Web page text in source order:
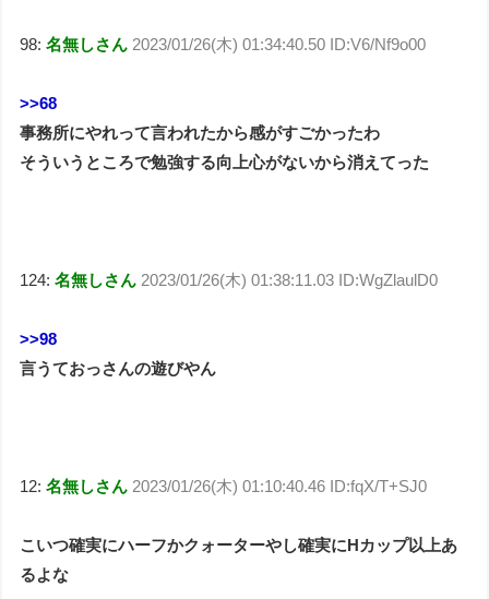
98:名無しさん 2023/01/26(木) 01:34:40.50 ID:V6/Nf9o00
>>68
事務所にやれって言われたから感がすごかったわ
そういうところで勉強する向上心がないから消えてった
124:名無しさん 2023/01/26(木) 01:38:11.03 ID:WgZlaulD0
>>98
言うておっさんの遊びやん
12:名無しさん 2023/01/26(木) 01:10:40.46 ID:fqX/T+SJ0
こいつ確実にハーフかクォーターやし確実にHカップ以上あ
るよな